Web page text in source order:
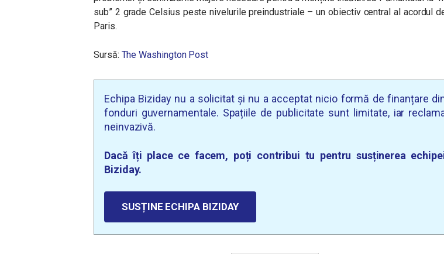
sub” 2 grade Celsius peste nivelurile preindustriale – un obiectiv central al acordul
Paris.
Sursă: The Washington Post
Echipa Biziday nu a solicitat și nu a acceptat nicio formă de finanțare
fonduri guvernamentale. Spațiile de publicitate sunt limitate, iar
neinvazivă.
Dacă îți place ce facem, poți contribui tu pentru susținerea
Biziday.
SUSȚINE ECHIPA BIZIDAY